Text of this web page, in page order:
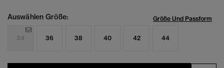
Auswählen Größe: Größe Und Passform
34 36 38 40 42 44